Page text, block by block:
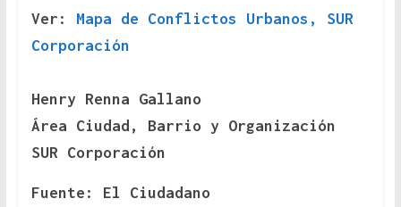
Ver: Mapa de Conflictos Urbanos, SUR
Corporación
Henry Renna Gallano
Área Ciudad, Barrio y Organización
SUR Corporación
Fuente: El Ciudadano